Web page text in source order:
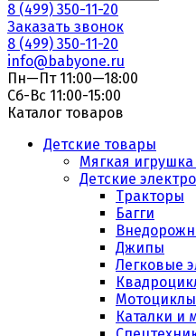
8 (499) 350-11-20
Заказать звонок
8 (499) 350-11-20
info@babyone.ru
Пн—Пт 11:00—18:00
Сб-Вс 11:00-15:00
Каталог товаров
Детские товары
Мягкая игрушка
Детские
Тракторы
Багги
Джипы
Легковые
Мотоциклы
Каталки и